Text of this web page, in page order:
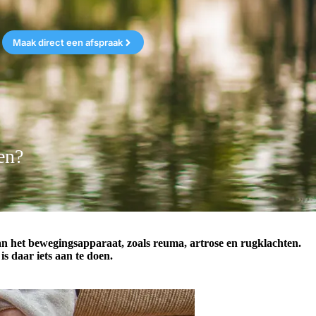
Maak direct een afspraak
bewegingsapparaat, zoals reuma, artrose en rugklachten.
daar iets aan te doen.